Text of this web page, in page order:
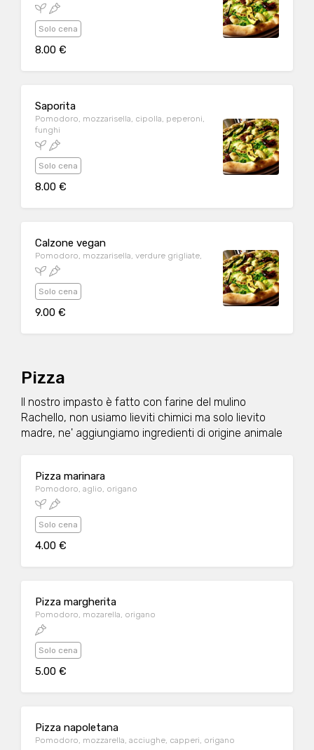
Solo cena
8.00 €
Saporita
Pomodoro, mozzarisella, cipolla, peperoni,
funghi
Solo cena
8.00 €
Calzone vegan
Pomodoro, mozzarisella, verdure grigliate,
Solo cena
9.00 €
Pizza
Il nostro impasto è fatto con farine del mulino
Rachello, non usiamo lieviti chimici ma solo lievito
madre, ne' aggiungiamo ingredienti di origine animale
Pizza marinara
Pomodoro, aglio, origano
Solo cena
4.00 €
Pizza margherita
Pomodoro, mozarella, origano
Solo cena
5.00 €
Pizza napoletana
Pomodoro, mozzarella, acciughe, capperi, origano